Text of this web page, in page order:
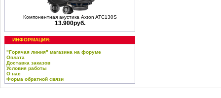
Компонентная акустика Axton ATC130S
13.900руб.
ИНФОРМАЦИЯ:
"Горячая линия" магазина на форуме
Оплата
Доставка заказов
Условия работы
О нас
Форма обратной связи